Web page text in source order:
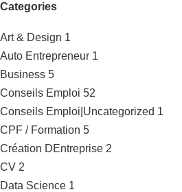
Categories
Art & Design 1
Auto Entrepreneur 1
Business 5
Conseils Emploi 52
Conseils Emploi|Uncategorized 1
CPF / Formation 5
Création DEntreprise 2
CV 2
Data Science 1